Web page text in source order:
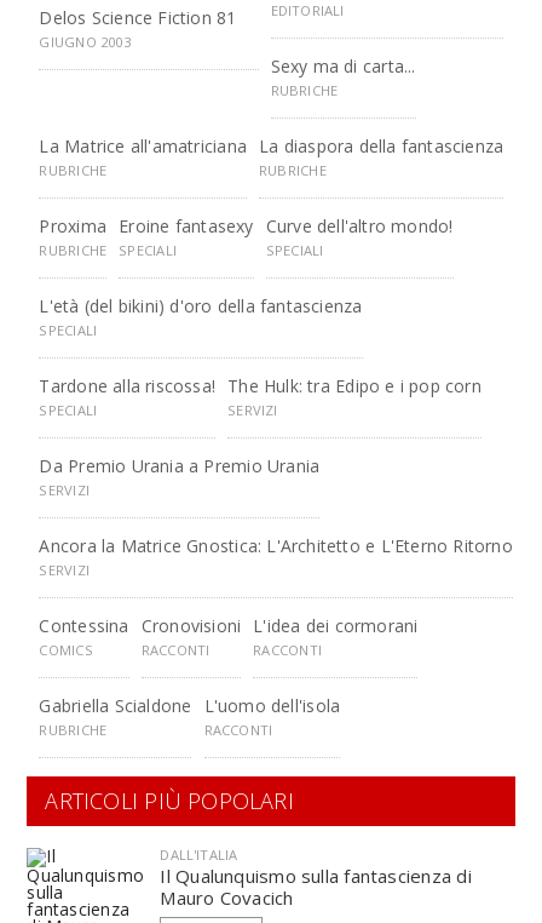
Delos Science Fiction 81
GIUGNO 2003
EDITORIALI
Sexy ma di carta...
RUBRICHE
La Matrice all'amatriciana
RUBRICHE
La diaspora della fantascienza
RUBRICHE
Proxima
RUBRICHE
Eroine fantasexy
SPECIALI
Curve dell'altro mondo!
SPECIALI
L'età (del bikini) d'oro della fantascienza
SPECIALI
Tardone alla riscossa!
SPECIALI
The Hulk: tra Edipo e i pop corn
SERVIZI
Da Premio Urania a Premio Urania
SERVIZI
Ancora la Matrice Gnostica: L'Architetto e L'Eterno Ritorno
SERVIZI
Contessina
COMICS
Cronovisioni
RACCONTI
L'idea dei cormorani
RACCONTI
Gabriella Scialdone
RUBRICHE
L'uomo dell'isola
RACCONTI
ARTICOLI PIÙ POPOLARI
DALL'ITALIA
Il Qualunquismo sulla fantascienza di
Mauro Covacich